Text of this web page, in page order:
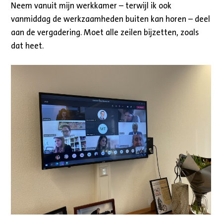
Neem vanuit mijn werkkamer – terwijl ik ook
vanmiddag de werkzaamheden buiten kan horen – deel
aan de vergadering. Moet alle zeilen bijzetten, zoals
dat heet.